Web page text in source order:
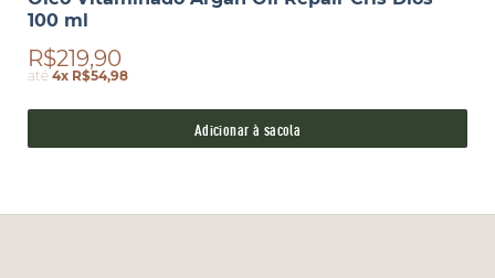
100 ml
R$219,90
até4x R$54,98
Adicionar à sacola